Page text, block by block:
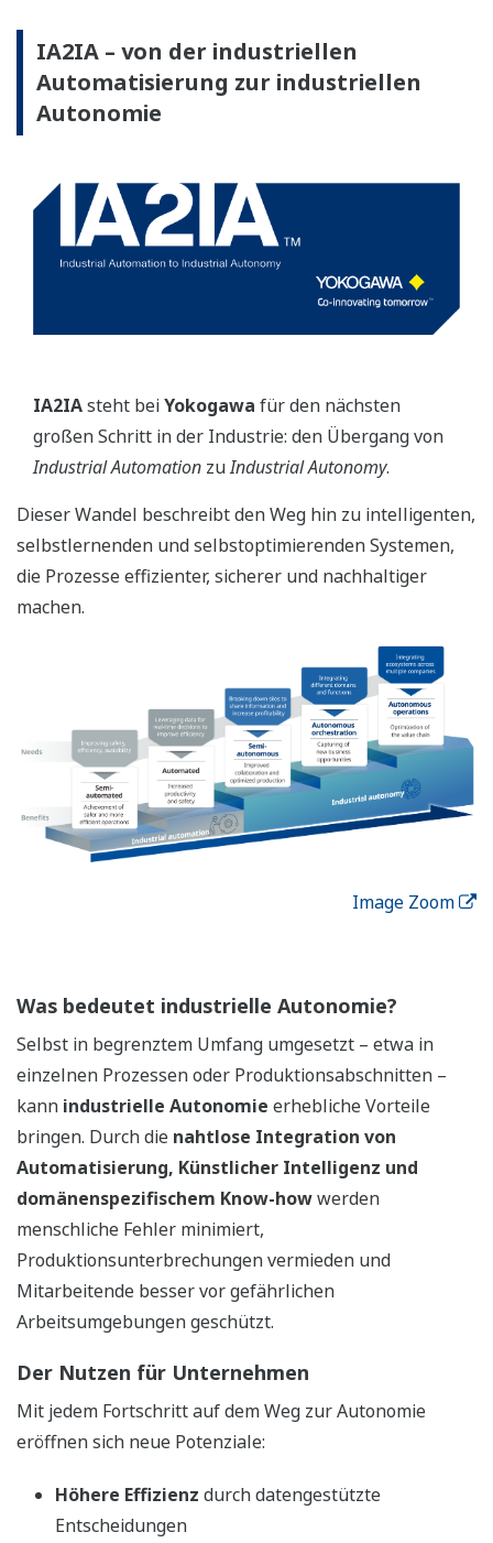
IA2IA – von der industriellen
Automatisierung zur industriellen
Autonomie
IA2IAsteht beiYokogawa für den nächsten
großen Schritt in der Industrie: den Übergang von
Industrial Automation zuIndustrial Autonomy.
Dieser Wandel beschreibt den Weg hin zu intelligenten,
selbstlernenden und selbstoptimierenden Systemen,
die Prozesse effizienter, sicherer und nachhaltiger
machen.
Image Zoom
Was bedeutet industrielle Autonomie?
Selbst in begrenztem Umfang umgesetzt – etwa in
einzelnen Prozessen oder Produktionsabschnitten –
kann industrielle Autonomie erhebliche Vorteile
bringen. Durch die nahtlose Integration von
Automatisierung, Künstlicher Intelligenz und
domänenspezifischem Know-howwerden
menschliche Fehler minimiert,
Produktionsunterbrechungen vermieden und
Mitarbeitende besser vor gefährlichen
Arbeitsumgebungen geschützt.
Der Nutzen für Unternehmen
Mit jedem Fortschritt auf dem Weg zur Autonomie
eröffnen sich neue Potenziale:
Höhere Effizienz durch datengestützte
Entscheidungen